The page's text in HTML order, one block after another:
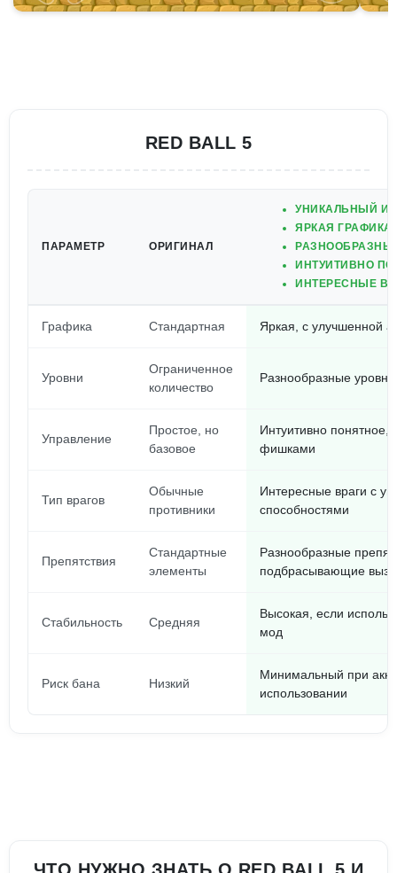
RED BALL 5
ПАРАМЕТР ОРИГИНАЛ
УНИКАЛЬНЫЙ
ЯРКАЯ
ИНТУИТИВНО
ИНТЕРЕСНЫЕ
Графика Стандартная Яркая, с улучшенной
Уровни
Ограниченное
количество
Разнообразные
Управление
Простое, но
базовое
Интуитивно понятное,
фишками
Тип врагов
Обычные
противники
Интересные враги с
способностями
Препятствия
Стандартные
элементы
Разнообразные
подбрасывающие
Стабильность Средняя
Высокая, если
мод
Риск бана Низкий
Минимальный при
использовании